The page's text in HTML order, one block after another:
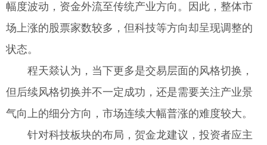
幅度波动，资金外流至传统产业方向。因此，整体市
场上涨的股票家数较多，但科技等方向却呈现调整的
状态。
程天燚认为，当下更多是交易层面的风格切换，
但后续风格切换并不一定成功，还是需要关注产业景
气向上的细分方向，市场连续大幅普涨的难度较大。
针对科技板块的布局，贺金龙建议，投资者应主